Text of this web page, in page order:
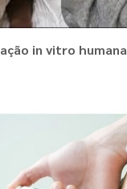
in vitro humana